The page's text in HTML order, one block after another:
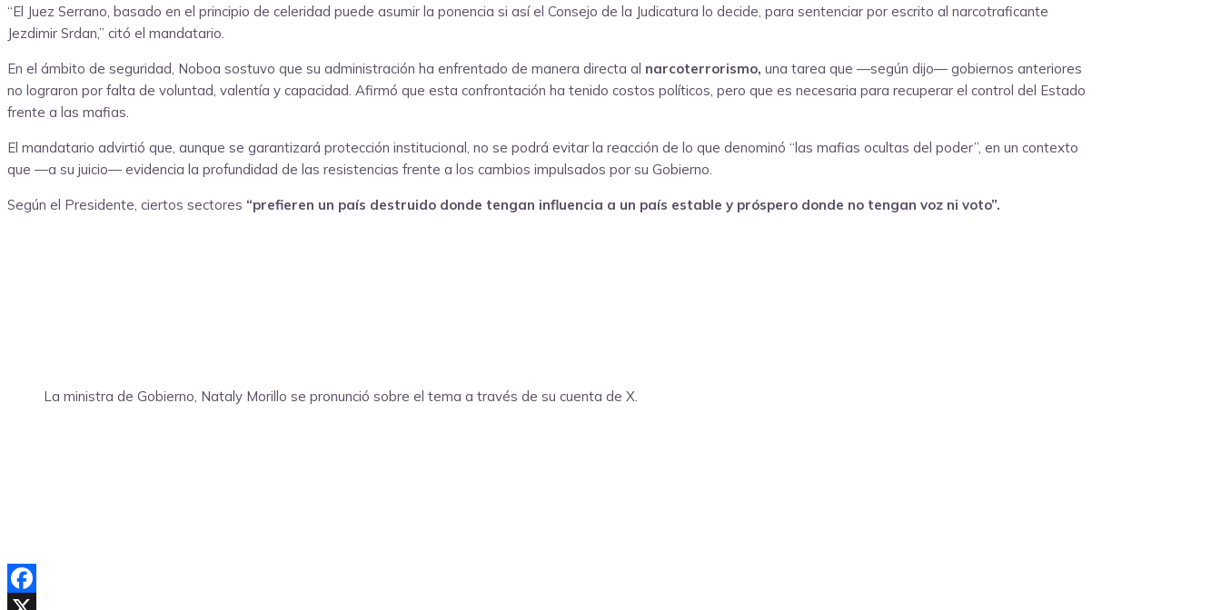
“El Juez Serrano, basado en el principio de celeridad puede asumir la ponencia si así el Consejo de la Judicatura lo decide, para sentenciar por escrito al narcotraficante
Jezdimir Srdan,” citó el mandatario.
En el ámbito de seguridad, Noboa sostuvo que su administración ha enfrentado de manera directa al narcoterrorismo, una tarea que —según dijo— gobiernos anteriores
no lograron por falta de voluntad, valentía y capacidad. Afirmó que esta confrontación ha tenido costos políticos, pero que es necesaria para recuperar el control del Estado
frente a las mafias.
El mandatario advirtió que, aunque se garantizará protección institucional, no se podrá evitar la reacción de lo que denominó “las mafias ocultas del poder”, en un contexto
que —a su juicio— evidencia la profundidad de las resistencias frente a los cambios impulsados por su Gobierno.
Según el Presidente, ciertos sectores “prefieren un país destruido donde tengan influencia a un país estable y próspero donde no tengan voz ni voto”.
La ministra de Gobierno, Nataly Morillo se pronunció sobre el tema a través de su cuenta de X.